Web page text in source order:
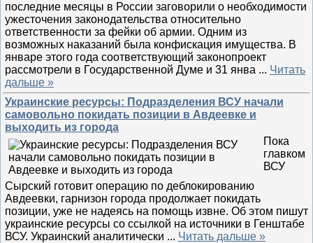
последние месяцы в России заговорили о необходимости
ужесточения законодательства относительно
ответственности за фейки об армии. Одним из
возможных наказаний была конфискация имущества. В
январе этого года соответствующий законопроект
рассмотрели в Государственной Думе и 31 янва ... Читать
дальше »
Украинские ресурсы: Подразделения ВСУ начали
самовольно покидать позиции в Авдеевке и
выходить из города
Пока
главком
ВСУ
Сырский готовит операцию по деблокированию
Авдеевки, гарнизон города продолжает покидать
позиции, уже не надеясь на помощь извне. Об этом пишут
украинские ресурсы со ссылкой на источники в Генштабе
ВСУ. Украинский аналитически ... Читать дальше »